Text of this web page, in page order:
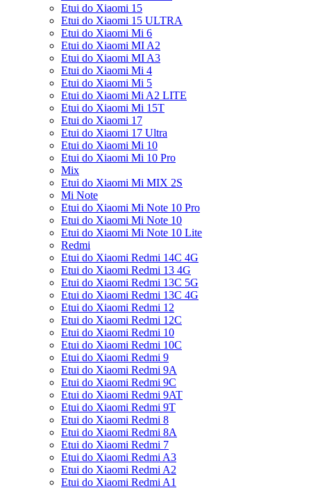
Etui do Xiaomi 15
Etui do Xiaomi 15 ULTRA
Etui do Xiaomi Mi 6
Etui do Xiaomi MI A2
Etui do Xiaomi MI A3
Etui do Xiaomi Mi 4
Etui do Xiaomi Mi 5
Etui do Xiaomi Mi A2 LITE
Etui do Xiaomi Mi 15T
Etui do Xiaomi 17
Etui do Xiaomi 17 Ultra
Etui do Xiaomi Mi 10
Etui do Xiaomi Mi 10 Pro
Mix
Etui do Xiaomi Mi MIX 2S
Mi Note
Etui do Xiaomi Mi Note 10 Pro
Etui do Xiaomi Mi Note 10
Etui do Xiaomi Mi Note 10 Lite
Redmi
Etui do Xiaomi Redmi 14C 4G
Etui do Xiaomi Redmi 13 4G
Etui do Xiaomi Redmi 13C 5G
Etui do Xiaomi Redmi 13C 4G
Etui do Xiaomi Redmi 12
Etui do Xiaomi Redmi 12C
Etui do Xiaomi Redmi 10
Etui do Xiaomi Redmi 10C
Etui do Xiaomi Redmi 9
Etui do Xiaomi Redmi 9A
Etui do Xiaomi Redmi 9C
Etui do Xiaomi Redmi 9AT
Etui do Xiaomi Redmi 9T
Etui do Xiaomi Redmi 8
Etui do Xiaomi Redmi 8A
Etui do Xiaomi Redmi 7
Etui do Xiaomi Redmi A3
Etui do Xiaomi Redmi A2
Etui do Xiaomi Redmi A1